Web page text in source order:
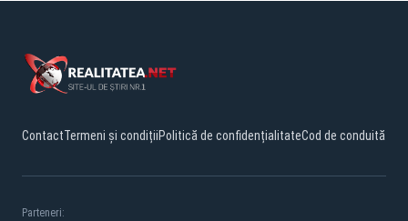
ContactTermeni și condițiiPolitică de confidențialitateCod de conduită
Parteneri: